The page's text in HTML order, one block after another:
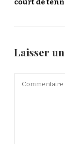
Laisser